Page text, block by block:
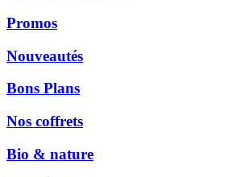
Promos
Nouveautés
Bons Plans
Nos coffrets
Bio & nature